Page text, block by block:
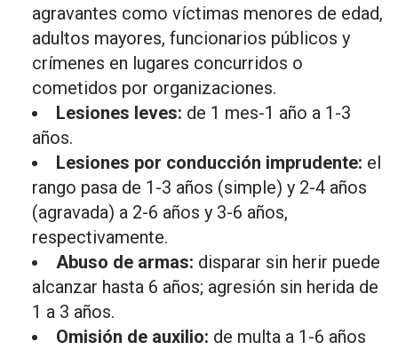
agravantes como víctimas menores de edad,
adultos mayores, funcionarios públicos y
crímenes en lugares concurridos o
cometidos por organizaciones.
Lesiones leves: de 1 mes-1 año a 1-3
años.
Lesiones por conducción imprudente: el
rango pasa de 1-3 años (simple) y 2-4 años
(agravada) a 2-6 años y 3-6 años,
respectivamente.
Abuso de armas: disparar sin herir puede
alcanzar hasta 6 años; agresión sin herida de
1 a 3 años.
Omisión de auxilio: de multa a 1-6 años